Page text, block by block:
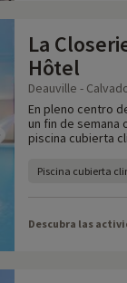
La
Hôtel
Deauville -
En pleno centro
un fin de semana
piscina cubierta
Piscina cubierta
Descubra las